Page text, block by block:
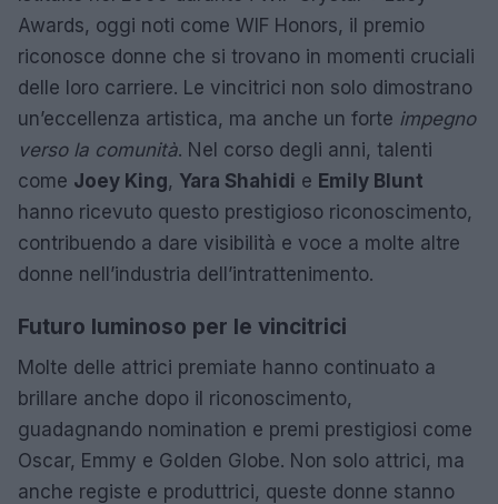
Awards, oggi noti come WIF Honors, il premio
riconosce donne che si trovano in momenti cruciali
delle loro carriere. Le vincitrici non solo dimostrano
un’eccellenza artistica, ma anche un forte impegno
verso la comunità. Nel corso degli anni, talenti
come Joey King, Yara Shahidi e Emily Blunt
hanno ricevuto questo prestigioso riconoscimento,
contribuendo a dare visibilità e voce a molte altre
donne nell’industria dell’intrattenimento.
Futuro luminoso per le vincitrici
Molte delle attrici premiate hanno continuato a
brillare anche dopo il riconoscimento,
guadagnando nomination e premi prestigiosi come
Oscar, Emmy e Golden Globe. Non solo attrici, ma
anche registe e produttrici, queste donne stanno